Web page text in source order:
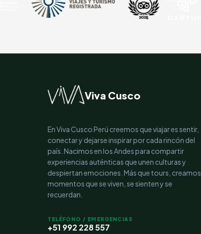
Viva Cusco
En Viva Cusco Perú creemos que viajar es sentir,
conectar y dejarse inspirar por cada rincón del
país. Nacimos en los Andes para compartir
experiencias auténticas que unen culturas y
despiertan emociones. Más que tours, creamos
momentos que se viven, se sienten y se
recuerdan.
TELÉFONO / EMERGENCIAS
+51 992 228 557